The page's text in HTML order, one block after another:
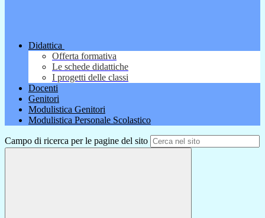
Didattica
Offerta formativa
Le schede didattiche
I progetti delle classi
Docenti
Genitori
Modulistica Genitori
Modulistica Personale Scolastico
Campo di ricerca per le pagine del sito